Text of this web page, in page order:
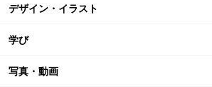
デザイン・イラスト
学び
写真・動画